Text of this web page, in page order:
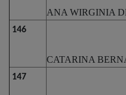
ANA WIRGINIA
146
CATARINA
147